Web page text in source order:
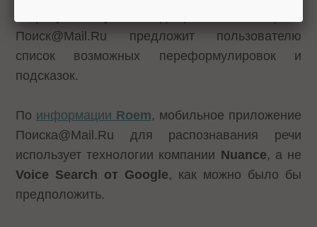
Поиск@Mail.Ru предложит пользователю
список возможных переформулировок и
подсказок.
По информации Roem, мобильное приложение
Поиска@Mail.Ru для распознавания речи
использует технологии компании Nuance, а не
Voice Search от Google, как можно было бы
предположить.